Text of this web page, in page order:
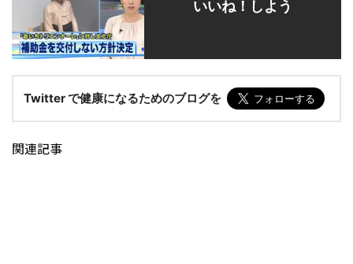
いいね！しよう
Twitter で健康になるためのブログを
関連記事